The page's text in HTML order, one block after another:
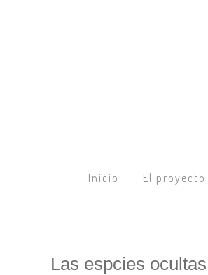
Inicio El proyecto
Las espcies